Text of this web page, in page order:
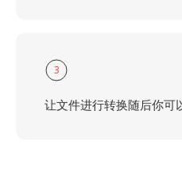
3
让文件进行转换随后你可